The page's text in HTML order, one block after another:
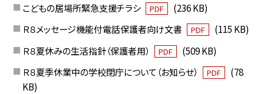
こどもの居場所緊急支援チラシ
PDF
(236 KB)
Ｒ８メッセージ機能付電話保護者向け文書
PDF
(115 KB)
Ｒ８夏休みの生活指針（保護者用）
PDF
(509 KB)
Ｒ８夏季休業中の学校閉庁について（お知らせ）
PDF
(78
KB)